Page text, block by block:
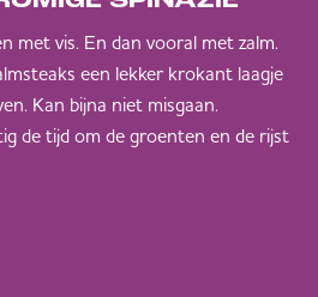
met vis. En dan vooral met zalm.
een lekker krokant laagje
Kan bijna niet misgaan.
de tijd om de groenten en de rijst